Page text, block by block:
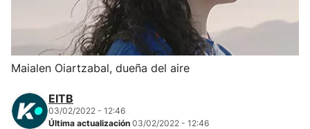
Herri-kirolak
Balonmano
Kirolak 360
Maialen Oiartzabal, dueña del aire
EITB
03/02/2022 - 12:46
Última actualización 03/02/2022 - 12:46